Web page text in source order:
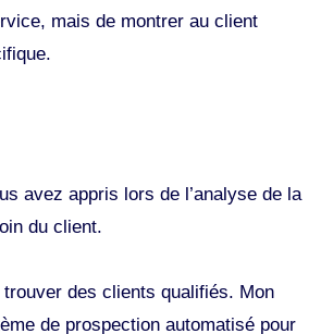
mais de montrer au client
avez appris lors de l’analyse de la
du client.
des clients qualifiés. Mon
de prospection automatisé pour